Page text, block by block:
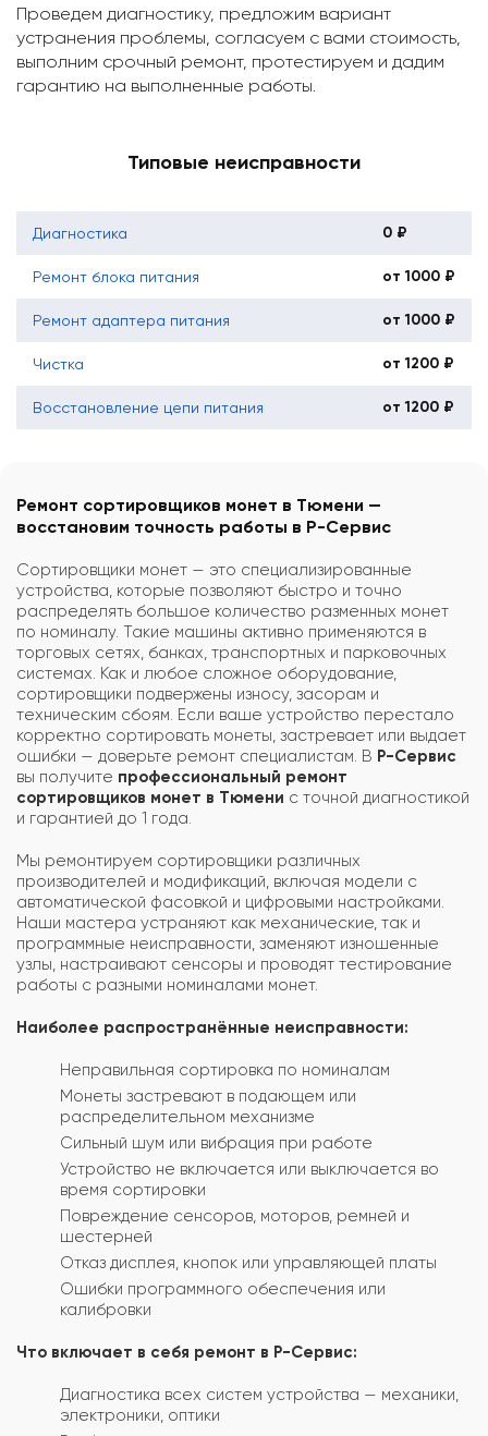
Проведем диагностику, предложим вариант
устранения проблемы, согласуем с вами стоимость,
выполним срочный ремонт, протестируем и дадим
гарантию на выполненные работы.
Типовые неисправности
Диагностика 0 ₽
Ремонт блока питания от 1000 ₽
Ремонт адаптера питания от 1000 ₽
Чистка от 1200 ₽
Восстановление цепи питания от 1200 ₽
Ремонт сортировщиков монет в Тюмени —
восстановим точность работы в Р-Сервис
Сортировщики монет — это специализированные
устройства, которые позволяют быстро и точно
распределять большое количество разменных монет
по номиналу. Такие машины активно применяются в
торговых сетях, банках, транспортных и парковочных
системах. Как и любое сложное оборудование,
сортировщики подвержены износу, засорам и
техническим сбоям. Если ваше устройство перестало
корректно сортировать монеты, застревает или выдает
ошибки — доверьте ремонт специалистам. В Р-Сервис
вы получите профессиональный ремонт
сортировщиков монет в Тюмени с точной диагностикой
и гарантией до 1 года.
Мы ремонтируем сортировщики различных
производителей и модификаций, включая модели с
автоматической фасовкой и цифровыми настройками.
Наши мастера устраняют как механические, так и
программные неисправности, заменяют изношенные
узлы, настраивают сенсоры и проводят тестирование
работы с разными номиналами монет.
Наиболее распространённые неисправности:
Неправильная сортировка по номиналам
Монеты застревают в подающем или
распределительном механизме
Сильный шум или вибрация при работе
Устройство не включается или выключается во
время сортировки
Повреждение сенсоров, моторов, ремней и
шестерней
Отказ дисплея, кнопок или управляющей платы
Ошибки программного обеспечения или
калибровки
Что включает в себя ремонт в Р-Сервис:
Диагностика всех систем устройства — механики,
электроники, оптики